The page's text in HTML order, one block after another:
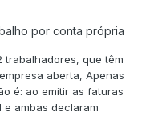
por conta própria
trabalhadores, que têm
aberta, Apenas
é: ao emitir as faturas
ambas declaram